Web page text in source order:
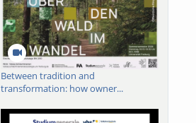
Between tradition and
transformation: how owner...